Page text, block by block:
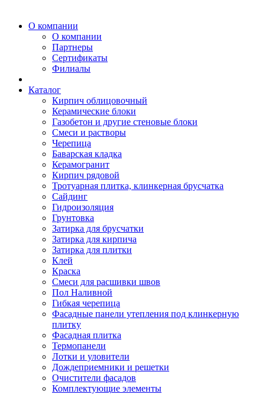
О компании
О компании
Партнеры
Сертификаты
Филиалы
Каталог
Кирпич облицовочный
Керамические блоки
Газобетон и другие стеновые блоки
Смеси и растворы
Черепица
Баварская кладка
Керамогранит
Кирпич рядовой
Тротуарная плитка, клинкерная брусчатка
Сайдинг
Гидроизоляция
Грунтовка
Затирка для брусчатки
Затирка для кирпича
Затирка для плитки
Клей
Краска
Смеси для расшивки швов
Пол Наливной
Гибкая черепица
Фасадные панели утепления под клинкерную
плитку
Фасадная плитка
Термопанели
Лотки и уловители
Дождеприемники и решетки
Очистители фасадов
Комплектующие элементы